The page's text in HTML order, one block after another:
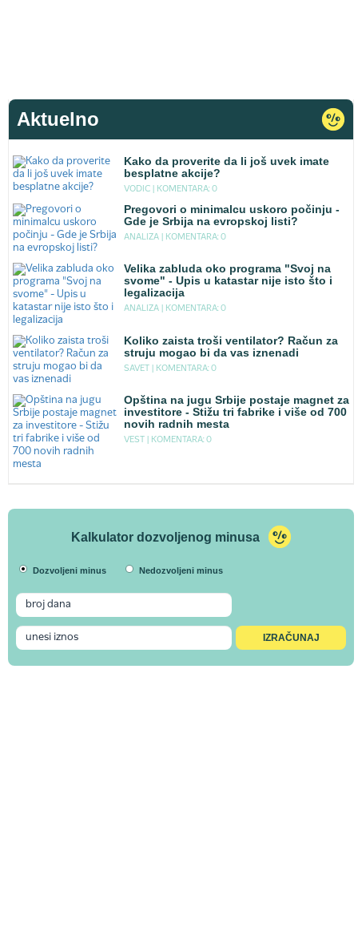
Aktuelno
Kako da proverite da li još uvek imate
besplatne akcije?
VODIC | KOMENTARA: 0
Pregovori o minimalcu uskoro počinju -
Gde je Srbija na evropskoj listi?
ANALIZA | KOMENTARA: 0
Velika zabluda oko programa "Svoj na
svome" - Upis u katastar nije isto što i
legalizacija
ANALIZA | KOMENTARA: 0
Koliko zaista troši ventilator? Račun za
struju mogao bi da vas iznenadi
SAVET | KOMENTARA: 0
Opština na jugu Srbije postaje magnet za
investitore - Stižu tri fabrike i više od 700
novih radnih mesta
VEST | KOMENTARA: 0
Kalkulator dozvoljenog minusa
Dozvoljeni minus Nedozvoljeni minus